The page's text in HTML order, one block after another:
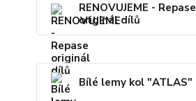
RENOVUJEME - Repase
originál dílů
Bílé lemy kol "ATLAS"